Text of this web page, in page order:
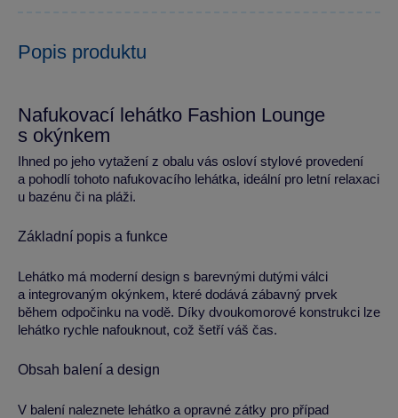
Popis produktu
Nafukovací lehátko Fashion Lounge
s okýnkem
Ihned po jeho vytažení z obalu vás osloví stylové provedení
a pohodlí tohoto nafukovacího lehátka, ideální pro letní relaxaci
u bazénu či na pláži.
Základní popis a funkce
Lehátko má moderní design s barevnými dutými válci
a integrovaným okýnkem, které dodává zábavný prvek
během odpočinku na vodě. Díky dvoukomorové konstrukci lze
lehátko rychle nafouknout, což šetří váš čas.
Obsah balení a design
V balení naleznete lehátko a opravné zátky pro případ